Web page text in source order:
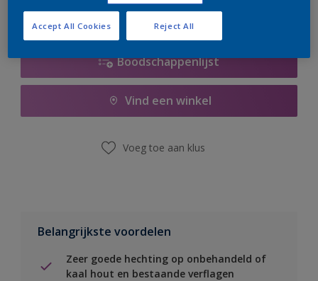
Boodschappenlijst
Vind een winkel
Voeg toe aan klus
Belangrijkste voordelen
Zeer goede hechting op onbehandeld of
kaal hout en bestaande verflagen
Reject All
Accept All Cookies